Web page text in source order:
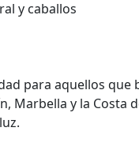
y caballos
para aquellos
Marbella y la Costa